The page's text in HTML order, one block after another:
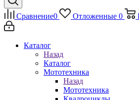
Сравнение0 Отложенные 0
Каталог
Назад
Каталог
Мототехника
Назад
Мототехника